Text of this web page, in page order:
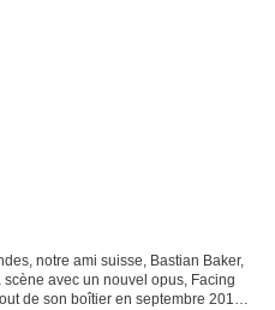
notre ami suisse, Bastian Baker,
avec un nouvel opus, Facing
de son boîtier en septembre 2016.